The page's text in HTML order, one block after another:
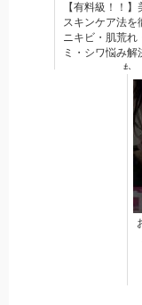
【有料級！！
スキンケア法を
ニキビ・肌荒れ
ミ・シワ悩み解
も